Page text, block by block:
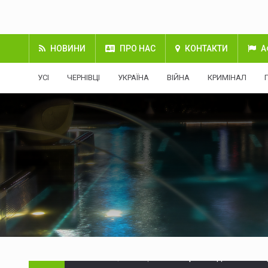
НОВИНИ ПРО НАС КОНТАКТИ
УСІ ЧЕРНІВЦІ УКРАЇНА ВІЙНА КРИМІНАЛ